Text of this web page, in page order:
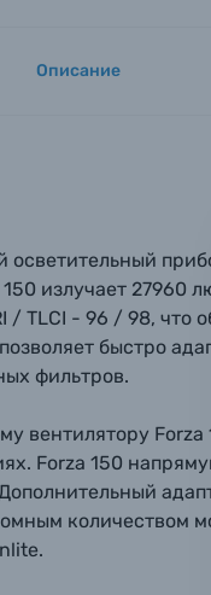
Тема
Ваш
Тема
Ваш
видеокамер
Вами с
Номер
Описание
излучает 27960
/ TLCI - 96 / 98, что
быстро
фильтров.
вентилятору Forza
Forza 150
количеством
Тема
Ваш